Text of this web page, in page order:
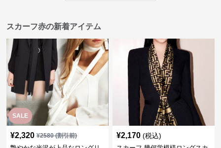
スカーフ赤の新着アイテム
SALE
¥2,320 ¥2580(割引前) ¥2,170 (税込)